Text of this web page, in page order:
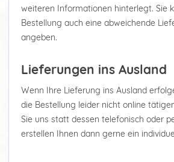
weiteren Informationen hinterlegt. Sie
Bestellung auch eine abweichende
angeben.
Lieferungen ins Ausland
Wenn Ihre Lieferung ins Ausland
die Bestellung leider nicht online
Sie uns statt dessen telefonisch oder
erstellen Ihnen dann gerne ein